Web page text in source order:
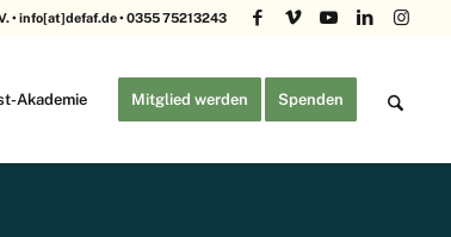
• info[at]defaf.de • 0355 75213243
Akademie Mitglied werden Spenden